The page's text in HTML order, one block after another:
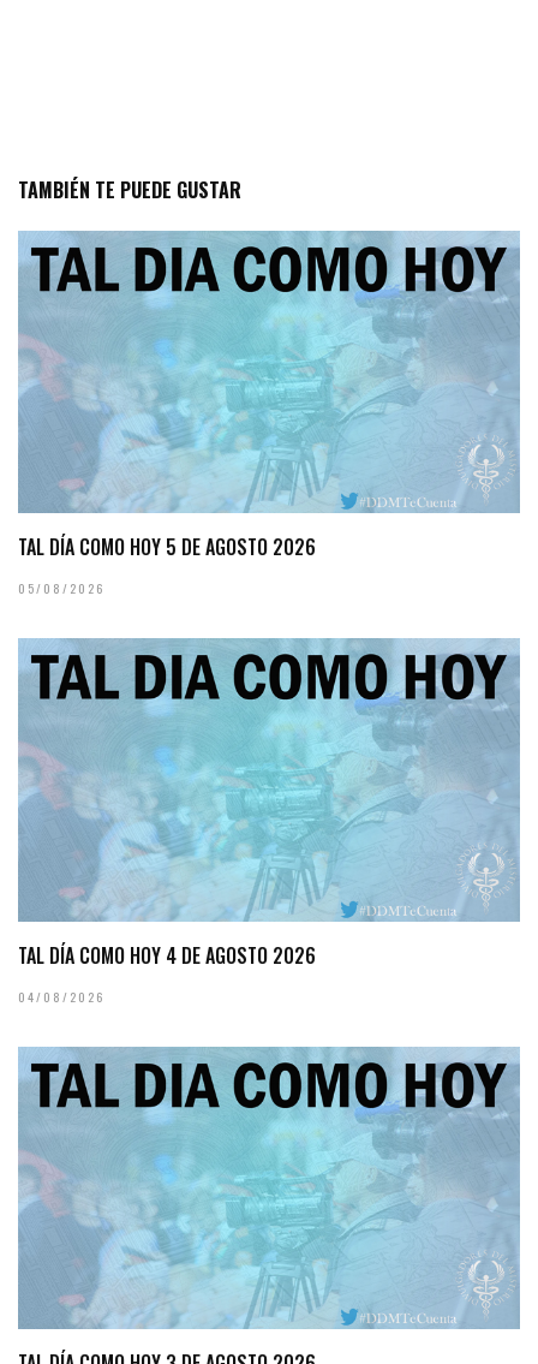
TAMBIÉN TE PUEDE GUSTAR
TAL DÍA COMO HOY 5 DE AGOSTO 2026
05/08/2026
TAL DÍA COMO HOY 4 DE AGOSTO 2026
04/08/2026